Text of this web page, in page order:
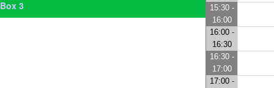
Box 3
15:30 -
16:00
16:00 -
16:30
16:30 -
17:00
17:00 -